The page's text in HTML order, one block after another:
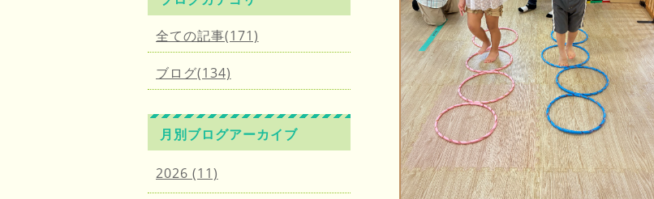
全ての記事(171)
ブログ(134)
月別ブログアーカイブ
2026 (11)